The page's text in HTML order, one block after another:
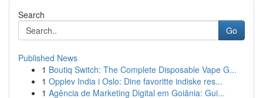
Search
Go
Published News
1 Boutiq Switch: The Complete Disposable Vape G...
1 Opplev India i Oslo: Dine favoritte indiske res...
1 Agência de Marketing Digital em Goiânia: Gui...